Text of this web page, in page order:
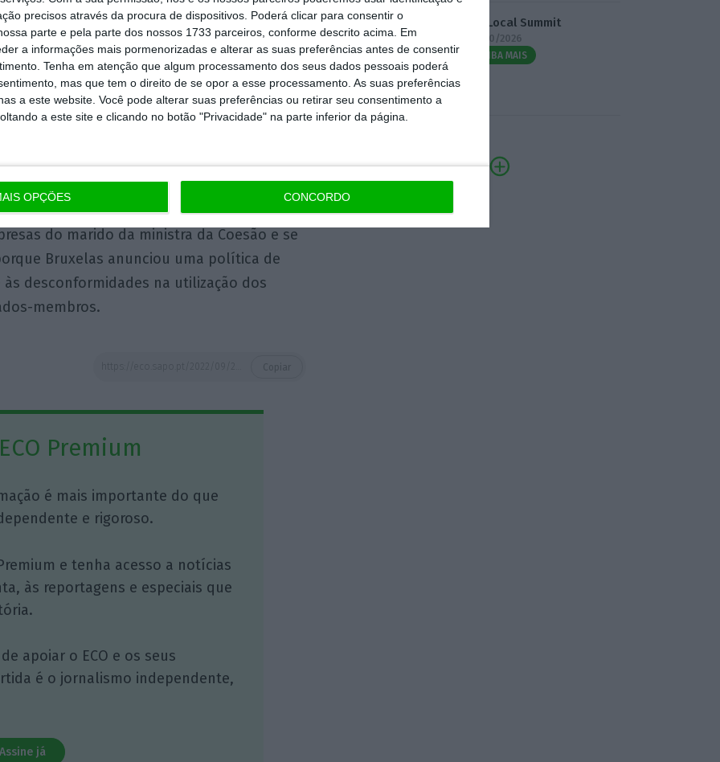
precisos através da procura de dispositivos. Poderá clicar para consentir o
parte e pela parte dos nossos 1733 parceiros, conforme descrito acima. Em
a informações mais pormenorizadas e alterar as suas preferências antes de consentir
Tenha em atenção que algum processamento dos seus dados pessoais poderá
mas que tem o direito de se opor a esse processamento. As suas preferências
a este website. Você pode alterar suas preferências ou retirar seu consentimento a
a este site e clicando no botão "Privacidade" na parte inferior da página.
OPÇÕES CONCORDO
considera que se fosse possível apagar
“um ataque à democracia”. “Ainda não é
da intervenção do IL, a deputada diz que
não se possam verificar conflitos de
a ministra da Coesão e o marido.
questionou a Comissão Europeia sobre
do Fundo Europeu Agrícola de
do marido da ministra da Coesão e se
Bruxelas anunciou uma política de
às desconformidades na utilização dos
membros.
Premium
é mais importante do que
e rigoroso.
e tenha acesso a notícias
às reportagens e especiais que
apoiar o ECO e os seus
é o jornalismo independente,
Assine já
3.º Local Summit
07/10/2026
SAIBA MAIS